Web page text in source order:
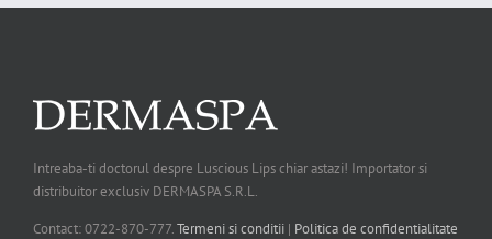
Intreaba-ti doctorul despre Luscious Lips chiar astazi! Importator si
distribuitor exclusiv DERMASPA S.R.L.
Contact: 0722-870-777.Termeni si conditii | Politica de confidentialitate